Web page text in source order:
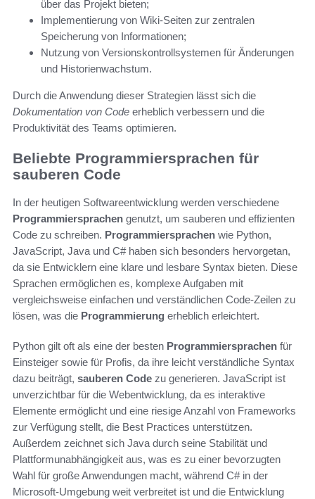
über das Projekt bieten;
Implementierung von Wiki-Seiten zur zentralen
Speicherung von Informationen;
Nutzung von Versionskontrollsystemen für Änderungen
und Historienwachstum.
Durch die Anwendung dieser Strategien lässt sich die
Dokumentation von Code erheblich verbessern und die
Produktivität des Teams optimieren.
Beliebte Programmiersprachen für
sauberen Code
In der heutigen Softwareentwicklung werden verschiedene
Programmiersprachen genutzt, um sauberen und effizienten
Code zu schreiben. Programmiersprachen wie Python,
JavaScript, Java und C# haben sich besonders hervorgetan,
da sie Entwicklern eine klare und lesbare Syntax bieten. Diese
Sprachen ermöglichen es, komplexe Aufgaben mit
vergleichsweise einfachen und verständlichen Code-Zeilen zu
lösen, was die Programmierung erheblich erleichtert.
Python gilt oft als eine der besten Programmiersprachen für
Einsteiger sowie für Profis, da ihre leicht verständliche Syntax
dazu beiträgt, sauberen Code zu generieren. JavaScript ist
unverzichtbar für die Webentwicklung, da es interaktive
Elemente ermöglicht und eine riesige Anzahl von Frameworks
zur Verfügung stellt, die Best Practices unterstützen.
Außerdem zeichnet sich Java durch seine Stabilität und
Plattformunabhängigkeit aus, was es zu einer bevorzugten
Wahl für große Anwendungen macht, während C# in der
Microsoft-Umgebung weit verbreitet ist und die Entwicklung